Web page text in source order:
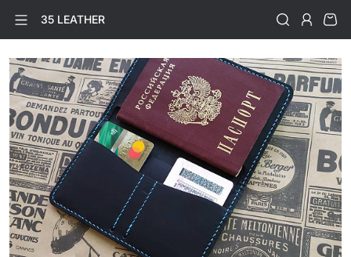
35 LEATHER